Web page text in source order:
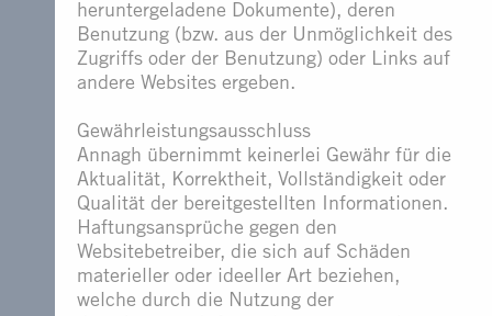
heruntergeladene Dokumente), deren
Benutzung (bzw. aus der Unmöglichkeit des
Zugriffs oder der Benutzung) oder Links auf
andere Websites ergeben.
Gewährleistungsausschluss
Annagh übernimmt keinerlei Gewähr für die
Aktualität, Korrektheit, Vollständigkeit oder
Qualität der bereitgestellten Informationen.
Haftungsansprüche gegen den
Websitebetreiber, die sich auf Schäden
materieller oder ideeller Art beziehen,
welche durch die Nutzung der